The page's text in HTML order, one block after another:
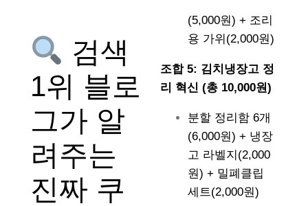
검색
1위 블로
그가 알
려주는
진짜 쿠
(5,000원) + 조리
용 가위(2,000원)
조합 5: 김치냉장고 정
리 혁신 (총 10,000원)
분할 정리함 6개
(6,000원) + 냉장
고 라벨지(2,000
원) + 밀폐클립
세트(2,000원)